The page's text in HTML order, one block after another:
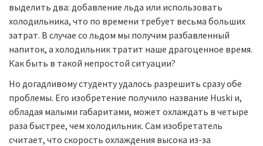
выделить два: добавление льда или использовать
холодильника, что по времени требует весьма больших
затрат. В случае со льдом мы получим разбавленный
напиток, а холодильник тратит наше драгоценное время.
Как быть в такой непростой ситуации?
Но догадливому студенту удалось разрешить сразу обе
проблемы. Его изобретение получило название Huski и,
обладая малыми габаритами, может охлаждать в четыре
раза быстрее, чем холодильник. Сам изобретатель
считает, что скорость охлаждения высока из-за